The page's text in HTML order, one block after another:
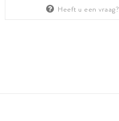
Heeft u een vraag?